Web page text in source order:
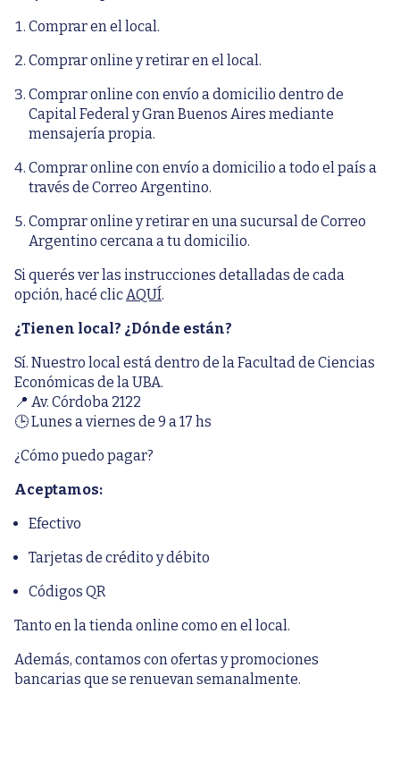
Comprar en el local.
Comprar online y retirar en el local.
Comprar online con envío a domicilio dentro de
Capital Federal y Gran Buenos Aires mediante
mensajería propia.
Comprar online con envío a domicilio a todo el país a
través de Correo Argentino.
Comprar online y retirar en una sucursal de Correo
Argentino cercana a tu domicilio.
Si querés ver las instrucciones detalladas de cada
opción, hacé clicAQUÍ.
¿Tienen local? ¿Dónde están?
Sí. Nuestro local está dentro de la Facultad de Ciencias
Económicas de la UBA.
📍 Av. Córdoba 2122
🕒 Lunes a viernes de 9 a 17 hs
¿Cómo puedo pagar?
Aceptamos:
Efectivo
Tarjetas de crédito y débito
Códigos QR
Tanto en la tienda online como en el local.
Además, contamos con ofertas y promociones
bancarias que se renuevan semanalmente.